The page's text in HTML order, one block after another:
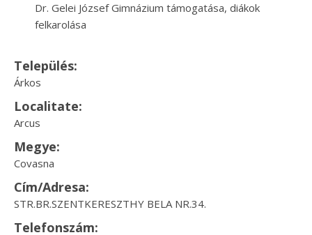
Dr. Gelei József Gimnázium támogatása, diákok
felkarolása
Település:
Árkos
Localitate:
Arcus
Megye:
Covasna
Cím/Adresa:
STR.BR.SZENTKERESZTHY BELA NR.34.
Telefonszám: